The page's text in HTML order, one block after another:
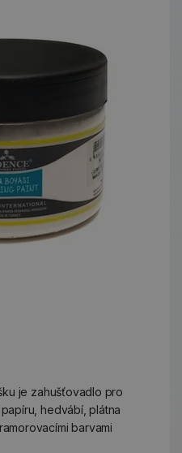
je zahušťovadlo pro
hedvábí, plátna
barvami